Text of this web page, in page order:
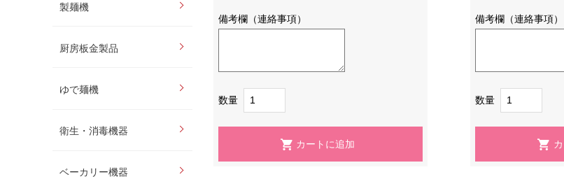
製麺機
厨房板金製品
ゆで麺機
衛生・消毒機器
ベーカリー機器
備考欄（連絡事項）
数量
備考欄（連絡事項）
数量